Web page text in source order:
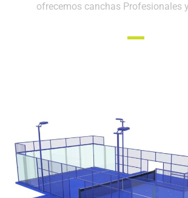
ofrecemos canchas Profesionales